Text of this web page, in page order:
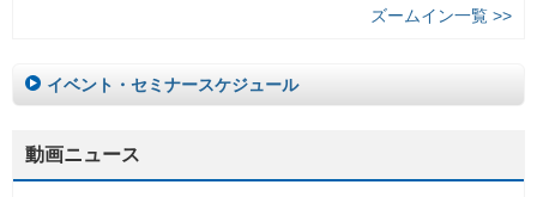
ズームイン一覧 >>
イベント・セミナースケジュール
動画ニュース